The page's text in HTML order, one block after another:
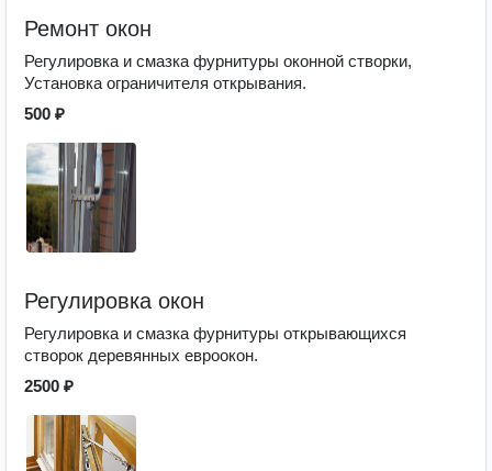
Ремонт окон
Регулировка и смазка фурнитуры оконной створки,
Установка ограничителя открывания.
500 ₽
Регулировка окон
Регулировка и смазка фурнитуры открывающихся
створок деревянных евроокон.
2500 ₽